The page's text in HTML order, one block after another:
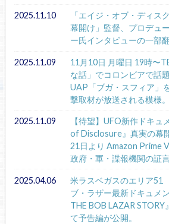
2025.11.10
「エイジ・オブ・ディス
幕開け」監督、プロデュ
ー氏インタビューの一部
2025.11.09
11月10日 月曜日 19時〜
な話」でコロンビアで話
UAP「ブガ・スフィア」
撃取材が放送される模様。
2025.11.09
【待望】UFO新作ドキ
of Disclosure』真実の幕
21日より Amazon Prime
政府・軍・諜報機関の証
2025.04.06
米ラスベガスのエリア51
ブ・ラザー最新ドキュメ
THE BOB LAZAR
て予告編が公開。